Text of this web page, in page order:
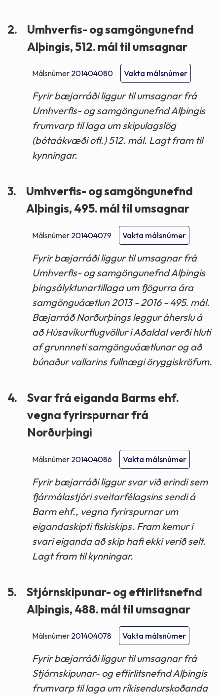
2.
Umhverfis- og samgöngunefnd
Alþingis, 512. mál til umsagnar
Málsnúmer 201404080 Vakta málsnúmer
Fyrir bæjarráði liggur til umsagnar frá
Umhverfis- og samgöngunefnd Alþingis
frumvarp til laga um skipulagslög
(bótaákvæði ofl.) 512. mál. Lagt fram til
kynningar.
3.
Umhverfis- og samgöngunefnd
Alþingis, 495. mál til umsagnar
Málsnúmer 201404079 Vakta málsnúmer
Fyrir bæjarráði liggur til umsagnar frá
Umhverfis- og samgöngunefnd Alþingis
þingsályktunartillaga um fjögurra ára
samgönguáætlun 2013 - 2016 - 495. mál.
Bæjarráð Norðurþings leggur áherslu á
að Húsavíkurflugvöllur í Aðaldal verði hluti
af grunnneti samgönguáætlunar og að
búnaður vallarins fullnægi öryggiskröfum.
4.
Svar frá eiganda Barms ehf.
vegna fyrirspurnar frá
Norðurþingi
Málsnúmer 201404086 Vakta málsnúmer
Fyrir bæjarráði liggur svar við erindi sem
fjármálastjóri sveitarfélagsins sendi á
Barm ehf., vegna fyrirspurnar um
eigandaskipti fiskiskips. Fram kemur í
svari eiganda að skip hafi ekki verið selt.
Lagt fram til kynningar.
5.
Stjórnskipunar- og eftirlitsnefnd
Alþingis, 488. mál til umsagnar
Málsnúmer 201404078 Vakta málsnúmer
Fyrir bæjarráði liggur til umsagnar frá
Stjórnskipunar- og eftirlitsnefnd Alþingis
frumvarp til laga um ríkisendurskoðanda